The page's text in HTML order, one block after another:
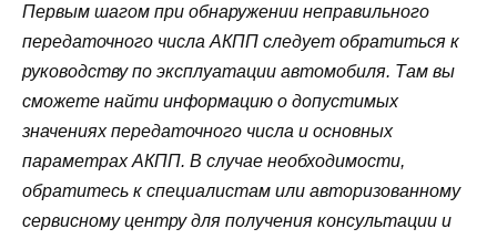
Первым шагом при обнаружении неправильного
передаточного числа АКПП следует обратиться к
руководству по эксплуатации автомобиля. Там вы
сможете найти информацию о допустимых
значениях передаточного числа и основных
параметрах АКПП. В случае необходимости,
обратитесь к специалистам или авторизованному
сервисному центру для получения консультации и